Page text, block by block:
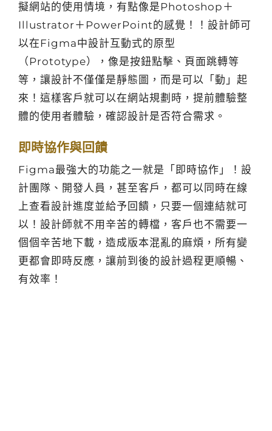
擬網站的使用情境，有點像是Photoshop＋
Illustrator＋PowerPoint的感覺！！設計師可
以在Figma中設計互動式的原型
（Prototype），像是按鈕點擊、頁面跳轉等
等，讓設計不僅僅是靜態圖，而是可以「動」起
來！這樣客戶就可以在網站規劃時，提前體驗整
體的使用者體驗，確認設計是否符合需求。
即時協作與回饋
Figma最強大的功能之一就是「即時協作」！設
計團隊、開發人員，甚至客戶，都可以同時在線
上查看設計進度並給予回饋，只要一個連結就可
以！設計師就不用辛苦的轉檔，客戶也不需要一
個個辛苦地下載，造成版本混亂的麻煩，所有變
更都會即時反應，讓前到後的設計過程更順暢、
有效率！